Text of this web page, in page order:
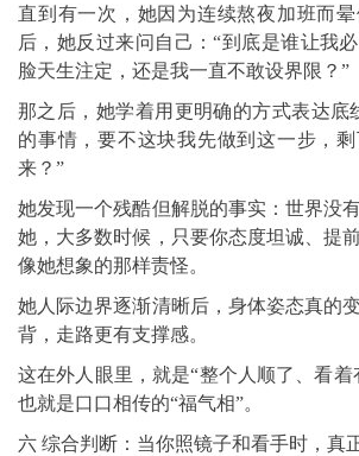
直到有一次，她因为连续熬夜加班而
后，她反过来问自己：“到底是谁让我
脸天生注定，还是我一直不敢设界限？”
那之后，她学着用更明确的方式表达底
的事情，要不这块我先做到这一步，
来？”
她发现一个残酷但解脱的事实：世界没
她，大多数时候，只要你态度坦诚、提
像她想象的那样责怪。
她人际边界逐渐清晰后，身体姿态真的
背，走路更有支撑感。
这在外人眼里，就是“整个人顺了、看着
也就是口口相传的“福气相”。
六 综合判断：当你照镜子和看手时，真